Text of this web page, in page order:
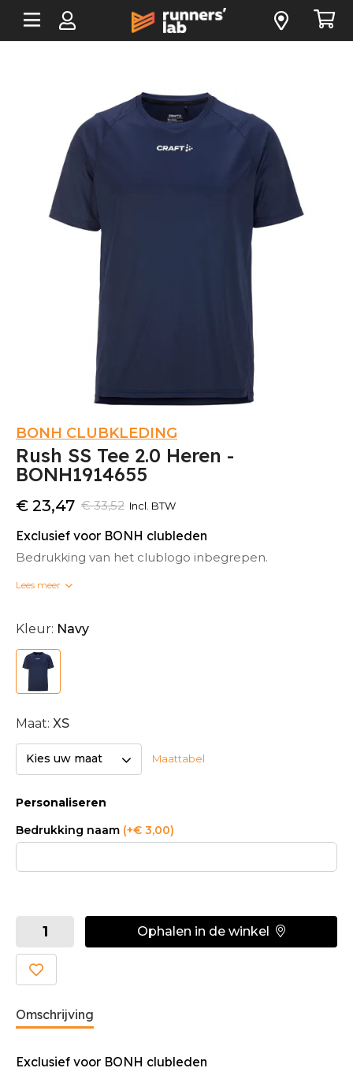
BONH CLUBKLEDING
Rush SS Tee 2.0 Heren -
BONH1914655
€ 33,52
€ 23,47 Incl. BTW
Exclusief voor BONH clubleden
Bedrukking van het clublogo inbegrepen.
Bedrukte clubkleding kan niet omgeruild worden.
Lees meer
Kleur: Navy
Maat: XS
Kies uw maat Maattabel
Personaliseren
Bedrukking naam (+€ 3,00)
Ophalen in de winkel
Omschrijving
Exclusief voor BONH clubleden